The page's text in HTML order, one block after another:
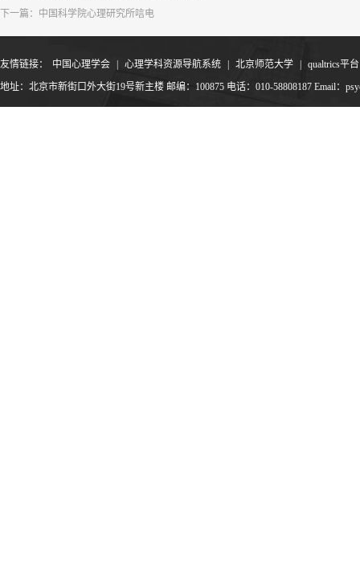
下一篇： 中国科学院心理研究所唁电
友情链接： 中国心理学会 心理学科资源导航系统 北京师范大学
qualtrics平台
地址：北京市新街口外大街19号新主楼 邮编：100875 电话：010-58808187 Email：